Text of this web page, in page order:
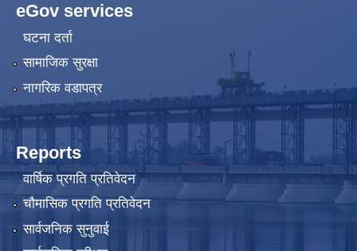
eGov services
घटना दर्ता
सामाजिक सुरक्षा
नागरिक वडापत्र
Reports
वार्षिक प्रगति प्रतिवेदन
चौमासिक प्रगति प्रतिवेदन
सार्वजनिक सुनुवाई